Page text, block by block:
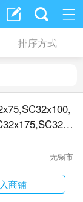
排序方式
无锡市
商铺